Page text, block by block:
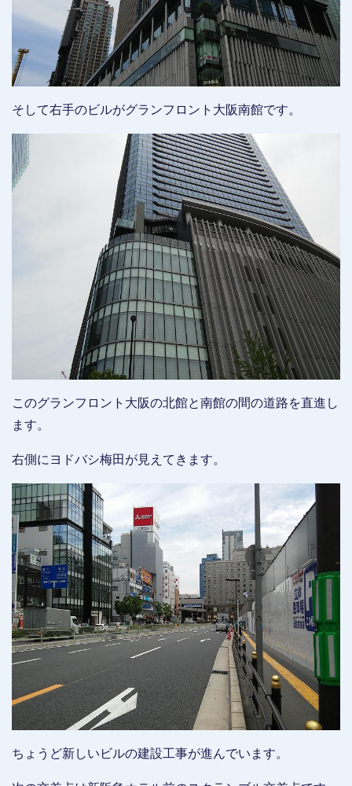
そして右手のビルがグランフロント大阪南館です。
このグランフロント大阪の北館と南館の間の道路を直進し
ます。
右側にヨドバシ梅田が見えてきます。
ちょうど新しいビルの建設工事が進んでいます。